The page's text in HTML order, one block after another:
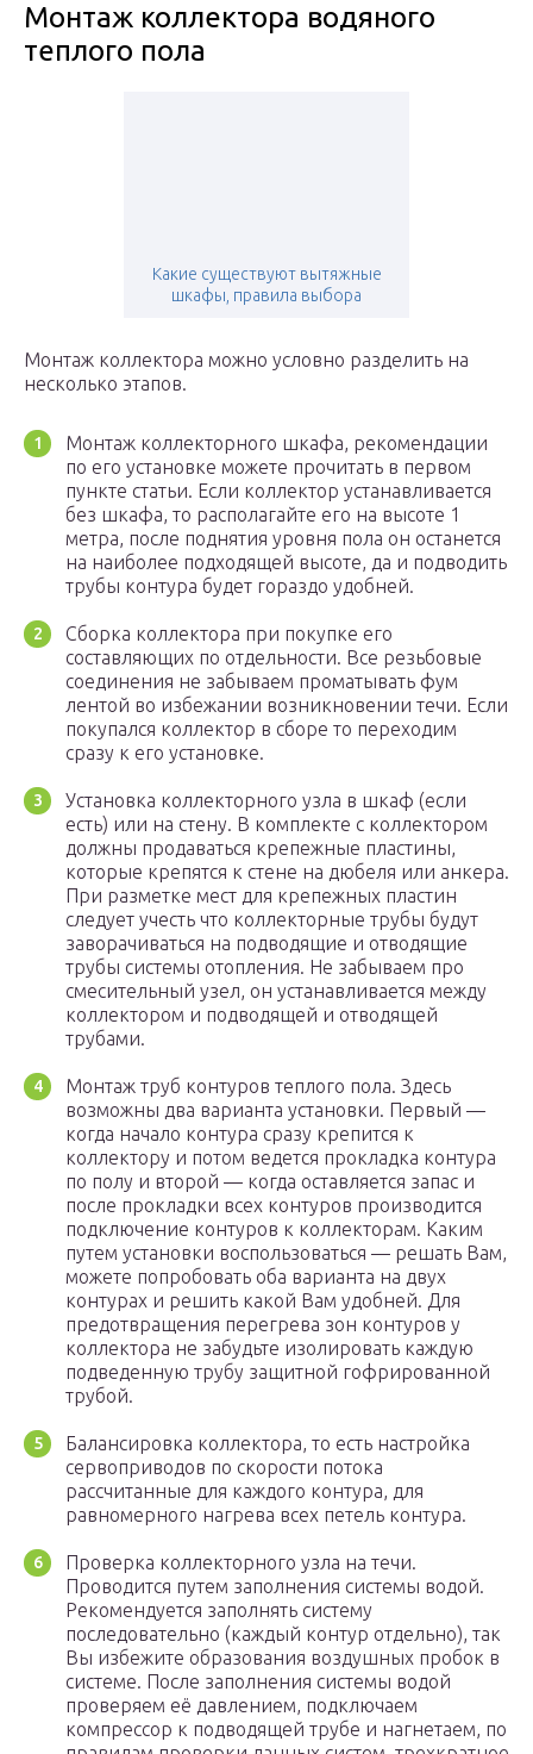
Монтаж коллектора водяного
теплого пола
Какие существуют вытяжные
шкафы, правила выбора
Монтаж коллектора можно условно разделить на
несколько этапов.
Монтаж коллекторного шкафа, рекомендации
по его установке можете прочитать в первом
пункте статьи. Если коллектор устанавливается
без шкафа, то располагайте его на высоте 1
метра, после поднятия уровня пола он останется
на наиболее подходящей высоте, да и подводить
трубы контура будет гораздо удобней.
Сборка коллектора при покупке его
составляющих по отдельности. Все резьбовые
соединения не забываем проматывать фум
лентой во избежании возникновении течи. Если
покупался коллектор в сборе то переходим
сразу к его установке.
Установка коллекторного узла в шкаф (если
есть) или на стену. В комплекте с коллектором
должны продаваться крепежные пластины,
которые крепятся к стене на дюбеля или анкера.
При разметке мест для крепежных пластин
следует учесть что коллекторные трубы будут
заворачиваться на подводящие и отводящие
трубы системы отопления. Не забываем про
смесительный узел, он устанавливается между
коллектором и подводящей и отводящей
трубами.
Монтаж труб контуров теплого пола. Здесь
возможны два варианта установки. Первый —
когда начало контура сразу крепится к
коллектору и потом ведется прокладка контура
по полу и второй — когда оставляется запас и
после прокладки всех контуров производится
подключение контуров к коллекторам. Каким
путем установки воспользоваться — решать Вам,
можете попробовать оба варианта на двух
контурах и решить какой Вам удобней. Для
предотвращения перегрева зон контуров у
коллектора не забудьте изолировать каждую
подведенную трубу защитной гофрированной
трубой.
Балансировка коллектора, то есть настройка
сервоприводов по скорости потока
рассчитанные для каждого контура, для
равномерного нагрева всех петель контура.
Проверка коллекторного узла на течи.
Проводится путем заполнения системы водой.
Рекомендуется заполнять систему
последовательно (каждый контур отдельно), так
Вы избежите образования воздушных пробок в
системе. После заполнения системы водой
проверяем её давлением, подключаем
компрессор к подводящей трубе и нагнетаем, по